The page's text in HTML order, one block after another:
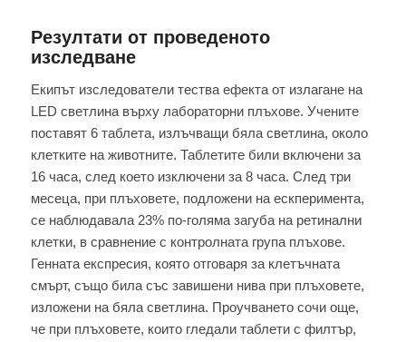
Резултати от проведеното
изследване
Екипът изследователи тества ефекта от излагане на
LED светлина върху лабораторни плъхове. Учените
поставят 6 таблета, излъчващи бяла светлина, около
клетките на животните. Таблетите били включени за
16 часа, след което изключени за 8 часа. След три
месеца, при плъховете, подложени на ескперимента,
се наблюдавала 23% по-голяма загуба на ретинални
клетки, в сравнение с контролната група плъхове.
Генната експресия, която отговаря за клетъчната
смърт, също била със завишени нива при плъховете,
изложени на бяла светлина. Проучването сочи още,
че при плъховете, които гледали таблети с филтър,